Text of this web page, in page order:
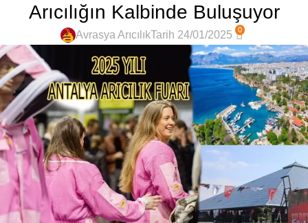
Arıcılığın Kalbinde Buluşuyor
Avrasya ArıcılıkTarih 24/01/2025 0